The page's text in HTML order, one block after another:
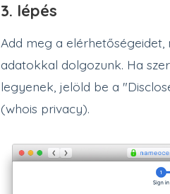
3. lépés
Add meg a
adatokkal dolgozunk. Ha
legyenek, jelöld be a
(whois privacy).